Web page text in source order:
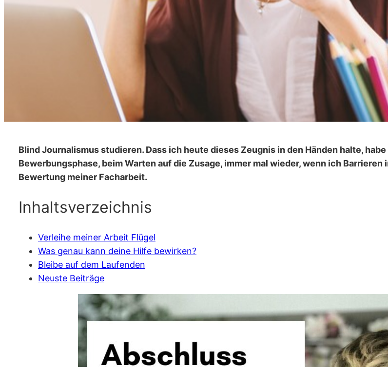
Blind Journalismus studieren. Dass ich heute dieses Zeugnis in den Händen halte,
Bewerbungsphase, beim Warten auf die Zusage, immer mal wieder, wenn ich
Bewertung meiner Facharbeit.
Inhaltsverzeichnis
Verleihe meiner Arbeit Flügel
Was genau kann deine Hilfe bewirken?
Bleibe auf dem Laufenden
Neuste Beiträge